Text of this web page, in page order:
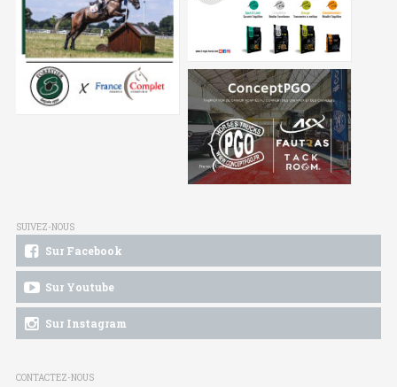
SUIVEZ-NOUS
Sur Facebook
Sur Youtube
Sur Instagram
CONTACTEZ-NOUS